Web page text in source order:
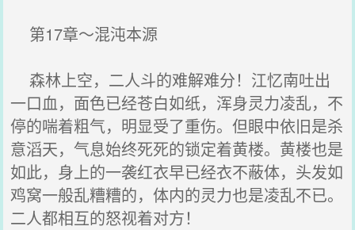
第17章～混沌本源
森林上空，二人斗的难解难分！江忆南吐出
一口血，面色已经苍白如纸，浑身灵力凌乱，不
停的喘着粗气，明显受了重伤。但眼中依旧是杀
意滔天，气息始终死死的锁定着黄楼。黄楼也是
如此，身上的一袭红衣早已经衣不蔽体，头发如
鸡窝一般乱糟糟的，体内的灵力也是凌乱不已。
二人都相互的怒视着对方！